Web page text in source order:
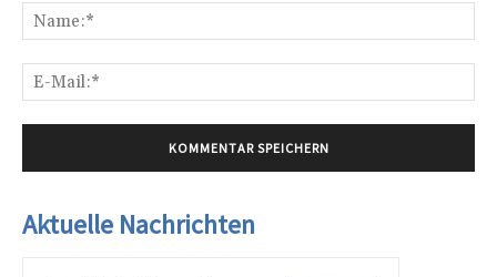
Aktuelle Nachrichten